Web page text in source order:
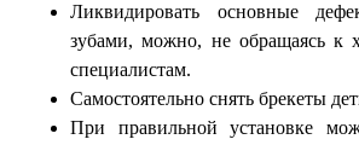
Ликвидировать основные
зубами, можно, не обращаясь к
специалистам.
Самостоятельно снять брекеты
При правильной установке